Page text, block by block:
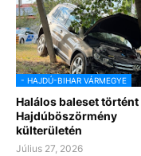
- HAJDÚ-BIHAR VÁRMEGYE
Halálos baleset történt
Hajdúböszörmény
külterületén
Július 27, 2026